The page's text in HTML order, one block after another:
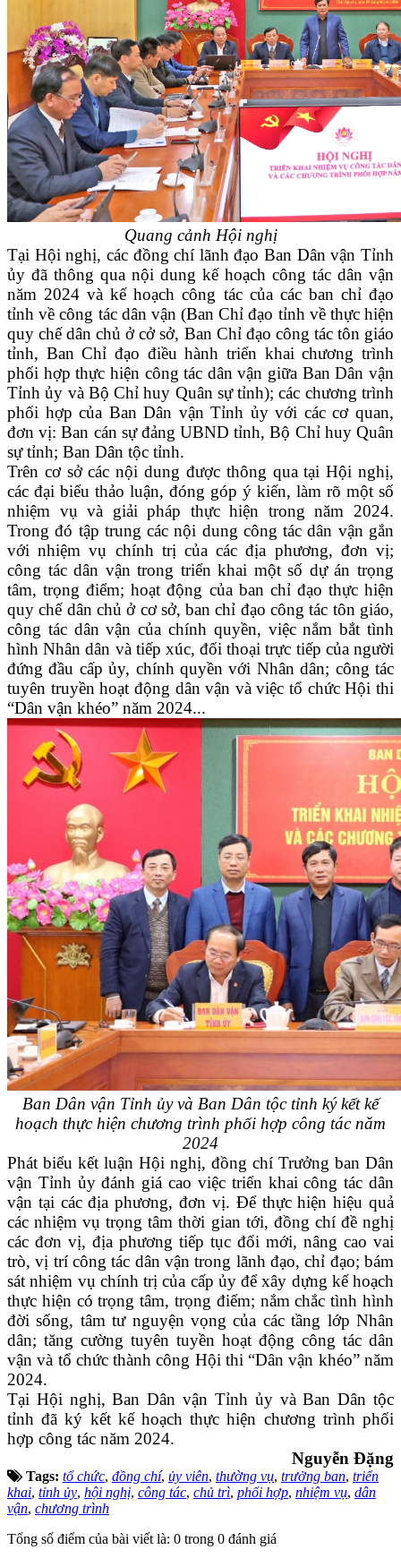
Quang cảnh Hội nghị
Tại Hội nghị, các đồng chí lãnh đạo Ban Dân vận Tỉnh
ủy đã thông qua nội dung kế hoạch công tác dân vận
năm 2024 và kế hoạch công tác của các ban chỉ đạo
tỉnh về công tác dân vận (Ban Chỉ đạo tỉnh về thực hiện
quy chế dân chủ ở cở sở, Ban Chỉ đạo công tác tôn giáo
tỉnh, Ban Chỉ đạo điều hành triển khai chương trình
phối hợp thực hiện công tác dân vận giữa Ban Dân vận
Tỉnh ủy và Bộ Chỉ huy Quân sự tỉnh); các chương trình
phối hợp của Ban Dân vận Tỉnh ủy với các cơ quan,
đơn vị: Ban cán sự đảng UBND tỉnh, Bộ Chỉ huy Quân
sự tỉnh; Ban Dân tộc tỉnh.
Trên cơ sở các nội dung được thông qua tại Hội nghị,
các đại biểu thảo luận, đóng góp ý kiến, làm rõ một số
nhiệm vụ và giải pháp thực hiện trong năm 2024.
Trong đó tập trung các nội dung công tác dân vận gắn
với nhiệm vụ chính trị của các địa phương, đơn vị;
công tác dân vận trong triển khai một số dự án trọng
tâm, trọng điểm; hoạt động của ban chỉ đạo thực hiện
quy chế dân chủ ở cơ sở, ban chỉ đạo công tác tôn giáo,
công tác dân vận của chính quyền, việc nắm bắt tình
hình Nhân dân và tiếp xúc, đối thoại trực tiếp của người
đứng đầu cấp ủy, chính quyền với Nhân dân; công tác
tuyên truyền hoạt động dân vận và việc tổ chức Hội thi
“Dân vận khéo” năm 2024...
Ban Dân vận Tỉnh ủy và Ban Dân tộc tỉnh ký kết kế
hoạch thực hiện chương trình phối hợp công tác năm
2024
Phát biểu kết luận Hội nghị, đồng chí Trưởng ban Dân
vận Tỉnh ủy đánh giá cao việc triển khai công tác dân
vận tại các địa phương, đơn vị. Để thực hiện hiệu quả
các nhiệm vụ trọng tâm thời gian tới, đồng chí đề nghị
các đơn vị, địa phương tiếp tục đổi mới, nâng cao vai
trò, vị trí công tác dân vận trong lãnh đạo, chỉ đạo; bám
sát nhiệm vụ chính trị của cấp ủy để xây dựng kế hoạch
thực hiện có trọng tâm, trọng điểm; nắm chắc tình hình
đời sống, tâm tư nguyện vọng của các tầng lớp Nhân
dân; tăng cường tuyên tuyền hoạt động công tác dân
vận và tổ chức thành công Hội thi “Dân vận khéo” năm
2024.
Tại Hội nghị, Ban Dân vận Tỉnh ủy và Ban Dân tộc
tỉnh đã ký kết kế hoạch thực hiện chương trình phối
hợp công tác năm 2024.
Nguyễn Đặng
Tags: tổ chức, đồng chí, ủy viên, thường vụ, trưởng ban, triển
khai, tỉnh ủy, hội nghị, công tác, chủ trì, phối hợp, nhiệm vụ, dân
vận, chương trình
Tổng số điểm của bài viết là: 0 trong 0 đánh giá